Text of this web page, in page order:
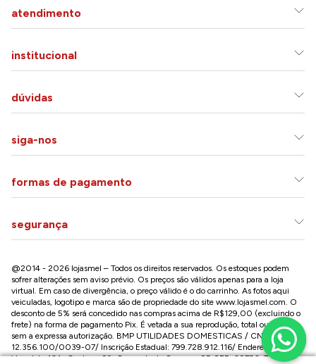
atendimento
institucional
dúvidas
siga-nos
formas de pagamento
segurança
@2014 - 2026 lojasmel – Todos os direitos reservados. Os estoques podem
sofrer alterações sem aviso prévio. Os preços são válidos apenas para a loja
virtual. Em caso de divergência, o preço válido é o do carrinho. As fotos aqui
veiculadas, logotipo e marca são de propriedade do site www.lojasmel.com. O
desconto de 5% será concedido nas compras acima de R$129,00 (excluindo o
frete) na forma de pagamento Pix. É vetada a sua reprodução, total ou parcial,
sem a expressa autorização. BMP UTILIDADES DOMESTICAS / CNPJ:
12.356.100/0039-07/ Inscrição Estadual: 799.728.912.116/ Endereço: R José
Versolato,101 , Centro – São Bernardo do Campo - SP CEP: 09750-730